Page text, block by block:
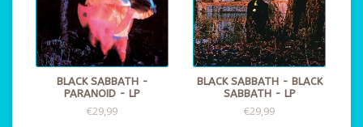
BLACK SABBATH -
PARANOID - LP
€29,99
BLACK SABBATH - BLACK
SABBATH - LP
€29,99